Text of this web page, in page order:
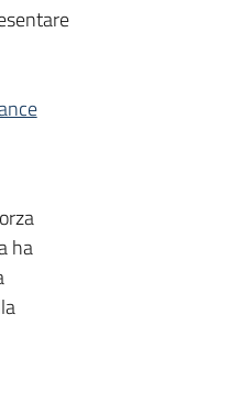
ha